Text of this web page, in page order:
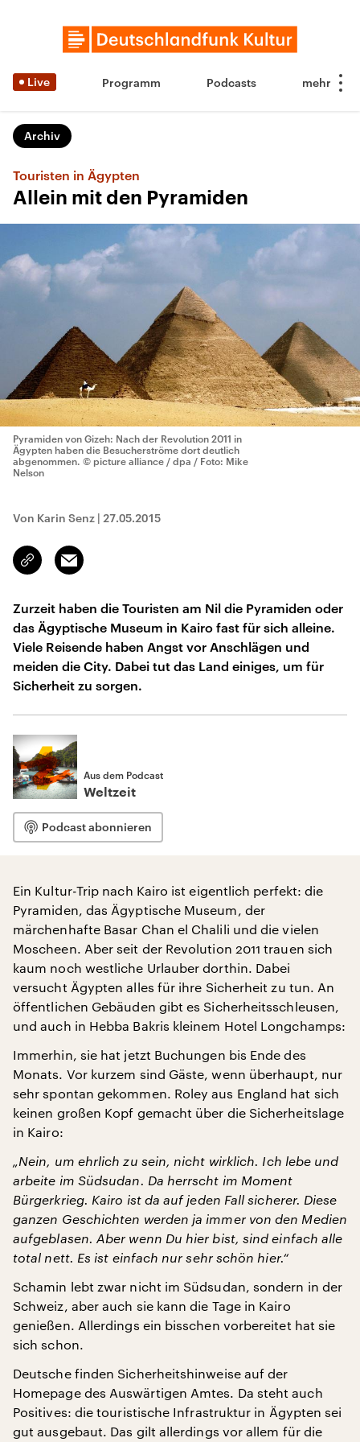
Live Programm Podcasts
Archiv
Touristen in Ägypten
Allein mit den Pyramiden
Pyramiden von Gizeh: Nach der Revolution 2011 in
Ägypten haben die Besucherströme dort deutlich
abgenommen. © picture alliance / dpa / Foto: Mike
Nelson
Von Karin Senz | 27.05.2015
Link
kopieren/teilen
Email
Zurzeit haben die Touristen am Nil die Pyramiden oder
das Ägyptische Museum in Kairo fast für sich alleine.
Viele Reisende haben Angst vor Anschlägen und
meiden die City. Dabei tut das Land einiges, um für
Sicherheit zu sorgen.
Aus dem Podcast
Weltzeit
Podcast abonnieren
Ein Kultur-Trip nach Kairo ist eigentlich perfekt: die
Pyramiden, das Ägyptische Museum, der
märchenhafte Basar Chan el Chalili und die vielen
Moscheen. Aber seit der Revolution 2011 trauen sich
kaum noch westliche Urlauber dorthin. Dabei
versucht Ägypten alles für ihre Sicherheit zu tun. An
öffentlichen Gebäuden gibt es Sicherheitsschleusen,
und auch in Hebba Bakris kleinem Hotel Longchamps:
Immerhin, sie hat jetzt Buchungen bis Ende des
Monats. Vor kurzem sind Gäste, wenn überhaupt, nur
sehr spontan gekommen. Roley aus England hat sich
keinen großen Kopf gemacht über die Sicherheitslage
in Kairo:
„Nein, um ehrlich zu sein, nicht wirklich. Ich lebe und
arbeite im Südsudan. Da herrscht im Moment
Bürgerkrieg. Kairo ist da auf jeden Fall sicherer. Diese
ganzen Geschichten werden ja immer von den Medien
aufgeblasen. Aber wenn Du hier bist, sind einfach alle
total nett. Es ist einfach nur sehr schön hier.“
Schamin lebt zwar nicht im Südsudan, sondern in der
Schweiz, aber auch sie kann die Tage in Kairo
genießen. Allerdings ein bisschen vorbereitet hat sie
sich schon.
Deutsche finden Sicherheitshinweise auf der
Homepage des Auswärtigen Amtes. Da steht auch
Positives: die touristische Infrastruktur in Ägypten sei
gut ausgebaut. Das gilt allerdings vor allem für die